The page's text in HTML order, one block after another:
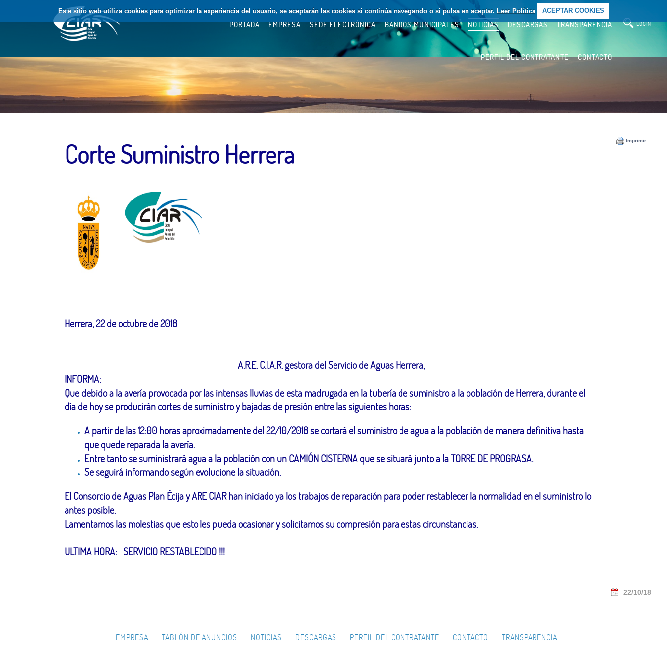
Este sitio web utiliza cookies para optimizar la experiencia del usuario, se aceptarán las cookies si continúa navegando o si pulsa en aceptar. Leer Política ACEPTAR COOKIES
PORTADA EMPRESA SEDE ELECTRÓNICA BANDOS MUNICIPALES NOTICIAS DESCARGAS TRANSPARENCIA
PERFIL DEL CONTRATANTE CONTACTO
LOGIN
Imprimir
Corte Suministro Herrera
Herrera, 22 de octubre de 2018
A.R.E. C.I.A.R. gestora del Servicio de Aguas Herrera,
INFORMA:
Que debido a la avería provocada por las intensas lluvias de esta madrugada en la tubería de suministro a la población de Herrera, durante el
día de hoy se producirán cortes de suministro y bajadas de presión entre las siguientes horas:
A partir de las 12:00 horas aproximadamente del 22/10/2018 se cortará el suministro de agua a la población de manera definitiva hasta
que quede reparada la avería.
Entre tanto se suministrará agua a la población con un CAMIÓN CISTERNA que se situará junto a la TORRE DE PROGRASA.
Se seguirá informando según evolucione la situación.
El Consorcio de Aguas Plan Écija y ARE CIAR han iniciado ya los trabajos de reparación para poder restablecer la normalidad en el suministro lo
antes posible.
Lamentamos las molestias que esto les pueda ocasionar y solicitamos su compresión para estas circunstancias.
ULTIMA HORA: SERVICIO RESTABLECIDO !!!
22/10/18
EMPRESA TABLÓN DE ANUNCIOS NOTICIAS DESCARGAS PERFIL DEL CONTRATANTE CONTACTO TRANSPARENCIA